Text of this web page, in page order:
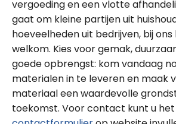
vergoeding en een vlotte
gaat om kleine partijen uit
hoeveelheden uit bedrijven, bij
welkom. Kies voor gemak,
goede opbrengst: kom vandaag
materialen in te leveren en maak
materiaal een waardevolle
toekomst. Voor contact kunt u het